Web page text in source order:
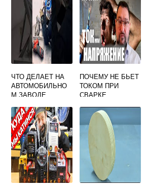
ЧТО ДЕЛАЕТ НА
АВТОМОБИЛЬНО
М ЗАВОДЕ
ПОЧЕМУ НЕ БЬЕТ
ТОКОМ ПРИ
СВАРКЕ